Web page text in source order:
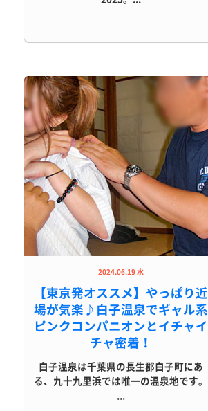
2024.06.19 水
【東京発オススメ】やっぱり近
場が気楽♪白子温泉でギャル系
ピンクコンパニオンとイチャイ
チャ密着！
白子温泉は千葉県の長生郡白子町にあ
る、九十九里浜では唯一の温泉地です。
...